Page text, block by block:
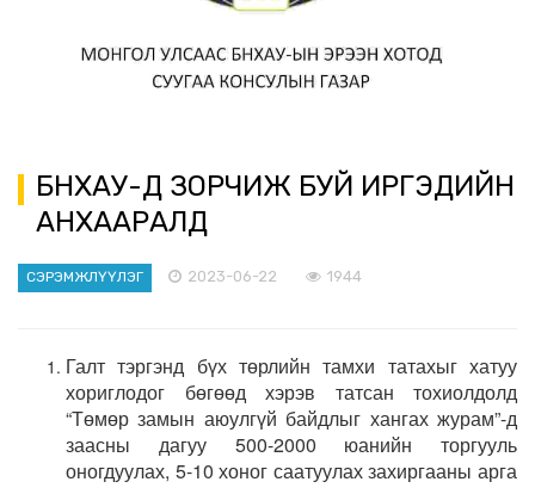
БНХАУ-Д ЗОРЧИЖ БУЙ ИРГЭДИЙН
АНХААРАЛД
СЭРЭМЖЛҮҮЛЭГ 2023-06-22 1944
Галт тэргэнд бүх төрлийн тамхи татахыг хатуу
хориглодог бөгөөд хэрэв татсан тохиолдолд
“Төмөр замын аюулгүй байдлыг хангах журам”-д
заасны дагуу 500-2000 юанийн торгууль
оногдуулах, 5-10 хоног саатуулах захиргааны арга